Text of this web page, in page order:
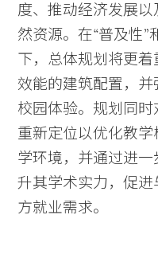
度、推动经济发展
然资源。在“普及性”
下，总体规划将更
效能的建筑配置，
校园体验。规划同
重新定位以优化教
学环境，并通过进
升其学术实力，促
方就业需求。